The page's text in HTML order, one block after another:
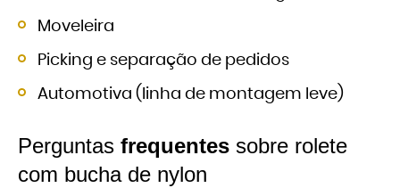
Moveleira
Picking e separação de pedidos
Automotiva (linha de montagem leve)
Perguntas frequentes sobre rolete
com bucha de nylon